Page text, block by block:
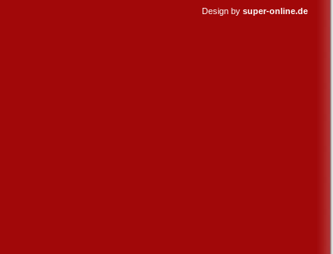
Design by super-online.de